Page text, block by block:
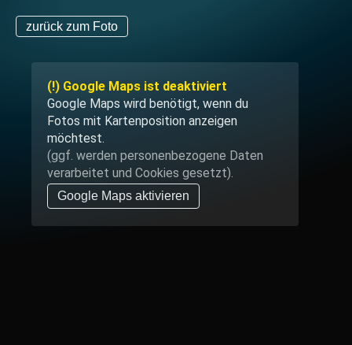
zurück zum Foto
(!) Google Maps ist deaktiviert
Google Maps wird benötigt, wenn du
Fotos mit Kartenposition anzeigen
möchtest.
(ggf. werden personen­bezogene Daten
verarbeitet und Cookies gesetzt).
Google Maps aktivieren